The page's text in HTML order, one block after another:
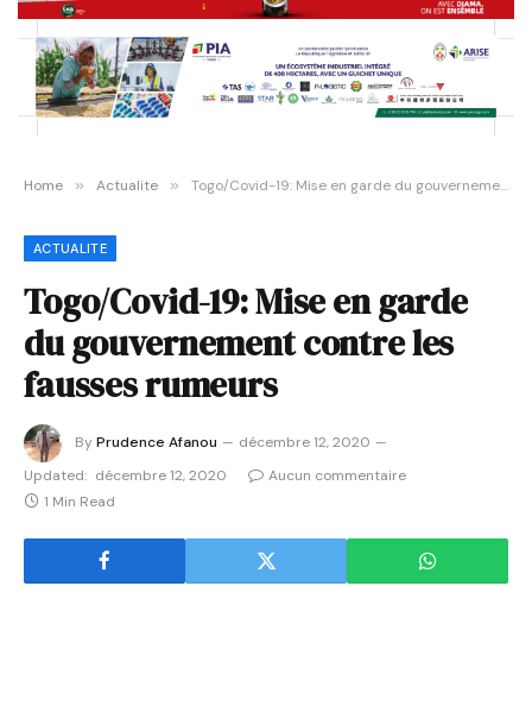
Home » Actualite » Togo/Covid-19: Mise en garde du gouvernement contre les fausses rumeurs
ACTUALITE
Togo/Covid-19: Mise en garde
du gouvernement contre les
fausses rumeurs
ByPrudence Afanou
décembre 12, 2020
Updated: décembre 12, 2020
Aucun commentaire
1 Min Read